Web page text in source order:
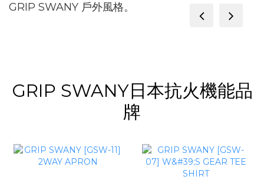
GRIP SWANY 戶外風格。
prev next
GRIP SWANY日本抗火機能品
牌